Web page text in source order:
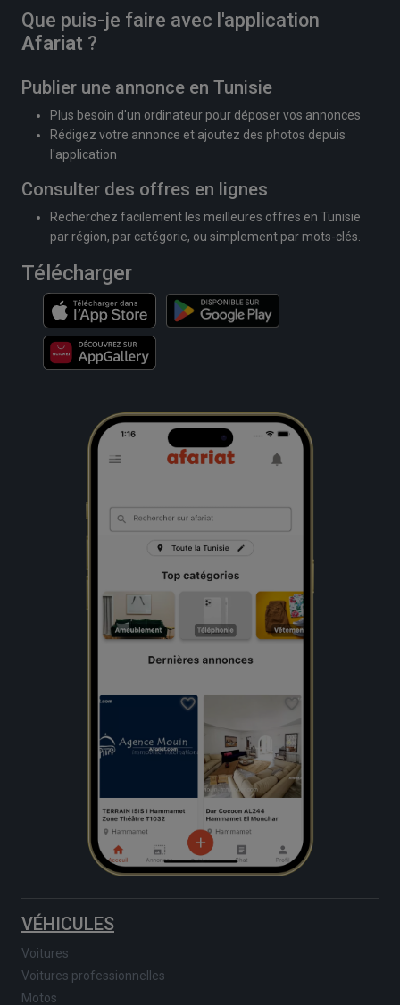
Que puis-je faire avec l'application
Afariat ?
Publier une annonce en Tunisie
Plus besoin d'un ordinateur pour déposer vos annonces
Rédigez votre annonce et ajoutez des photos depuis
l'application
Consulter des offres en lignes
Recherchez facilement les meilleures offres en Tunisie
par région, par catégorie, ou simplement par mots-clés.
Télécharger
VÉHICULES
Voitures
Voitures professionnelles
Motos